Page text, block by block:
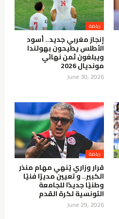
رياضة
إنجاز مغربي جديد.. أسود
الأطلس يطيحون بهولندا
ويبلغون ثمن نهائي
مونديال 2026
June 30, 2026
رياضة
قرار وزاري يُنهي مهام منذر
الكبير.. و تعيين مديرًا فنيًا
وطنيًا جديدًا للجامعة
التونسية لكرة القدم
June 29, 2026